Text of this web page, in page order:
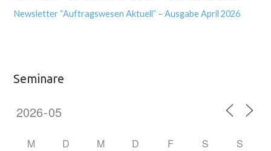
Newsletter “Auftragswesen Aktuell” – Ausgabe April 2026
Seminare
M D M D F S S